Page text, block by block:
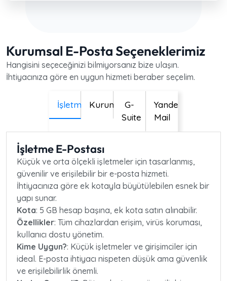
Kurumsal E-Posta Seçeneklerimiz
Hangisini seçeceğinizi bilmiyorsanız bize ulaşın.
İhtiyacınıza göre en uygun hizmeti beraber seçelim.
İşletme KurumsalG-
Suite
Yandex
Mail
İşletme E-Postası
Küçük ve orta ölçekli işletmeler için tasarlanmış,
güvenilir ve erişilebilir bir e-posta hizmeti.
İhtiyacınıza göre ek kotayla büyütülebilen esnek bir
yapı sunar.
Kota: 5 GB hesap başına, ek kota satın alınabilir.
Özellikler: Tüm cihazlardan erişim, virüs koruması,
kullanıcı dostu yönetim.
Kime Uygun?: Küçük işletmeler ve girişimciler için
ideal. E-posta ihtiyacı nispeten düşük ama güvenlik
ve erişilebilirlik önemli.